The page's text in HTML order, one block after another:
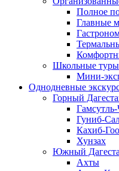
Полное
Главные
Школьные туры
Мини-
Однодневные
Горный
Гуниб-
Кахиб-
Хунзах
Южный
Ахты